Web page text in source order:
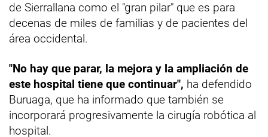
de Sierrallana como el "gran pilar" que es para
decenas de miles de familias y de pacientes del
área occidental.
"No hay que parar, la mejora y la ampliación de
este hospital tiene que continuar", ha defendido
Buruaga, que ha informado que también se
incorporará progresivamente la cirugía robótica al
hospital.